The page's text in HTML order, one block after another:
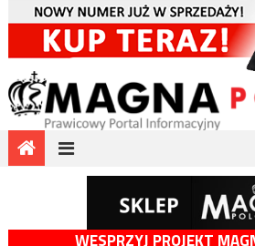
WESPRZYJ PROJEKT